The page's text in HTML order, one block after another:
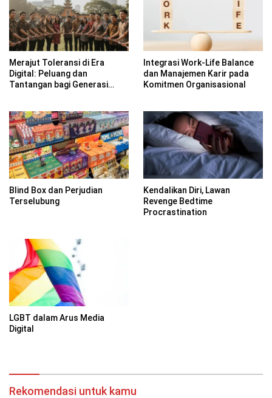
Merajut Toleransi di Era
Digital: Peluang dan
Tantangan bagi Generasi
Integrasi Work-Life Balance
dan Manajemen Karir pada
Komitmen Organisasional
Blind Box dan Perjudian
Terselubung
Kendalikan Diri, Lawan
Revenge Bedtime
Procrastination
LGBT dalam Arus Media
Digital
Rekomendasi untuk kamu